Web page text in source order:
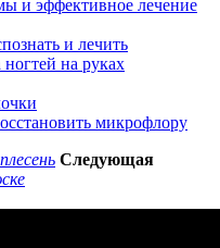
и эффективное лечение
и лечить
на руках
микрофлору
Следующая